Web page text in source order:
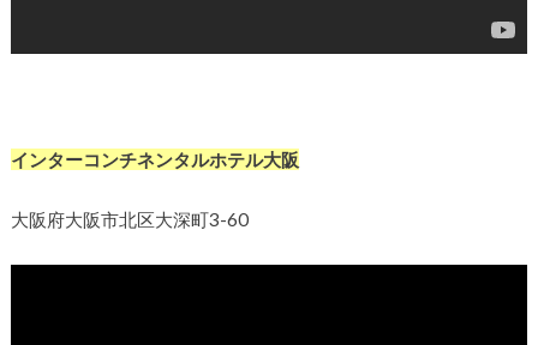
インターコンチネンタルホテル大阪
大阪府大阪市北区大深町3-60